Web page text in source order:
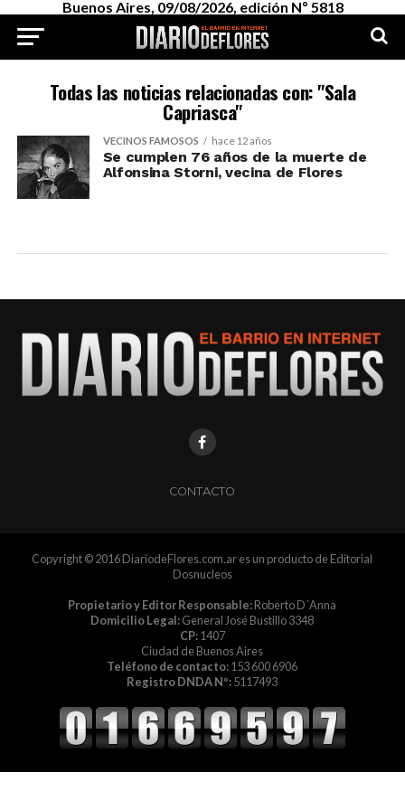
Buenos Aires, 09/08/2026, edición Nº 5818
Todas las noticias relacionadas con: "Sala
Capriasca"
VECINOS FAMOSOS hace 12 años
Se cumplen 76 años de la muerte de
Alfonsina Storni, vecina de Flores
CONTACTO
Copyright © 2016 DiariodeFlores.com.ar es un producto de Editorial
Dosnucleos
Propietario y Editor Responsable:Roberto D´Anna
Domicilio Legal:General José Bustillo 3348
CP:1407
Ciudad de Buenos Aires
Teléfono de contacto:153 600 6906
Registro DNDA Nº:5117493